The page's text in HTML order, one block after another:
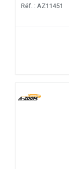
Réf. : AZ11451